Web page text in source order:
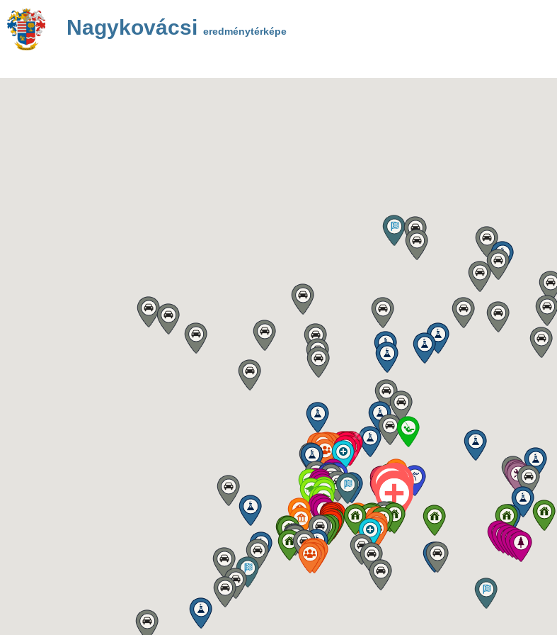
Nagykovácsi eredménytérképe